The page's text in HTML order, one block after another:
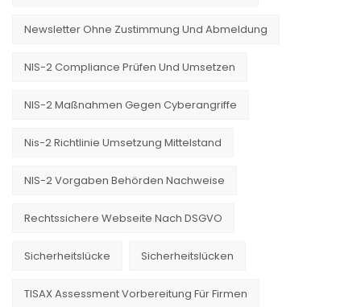
Newsletter Ohne Zustimmung Und Abmeldung
NIS-2 Compliance Prüfen Und Umsetzen
NIS-2 Maßnahmen Gegen Cyberangriffe
Nis-2 Richtlinie Umsetzung Mittelstand
NIS-2 Vorgaben Behörden Nachweise
Rechtssichere Webseite Nach DSGVO
Sicherheitslücke Sicherheitslücken
TISAX Assessment Vorbereitung Für Firmen